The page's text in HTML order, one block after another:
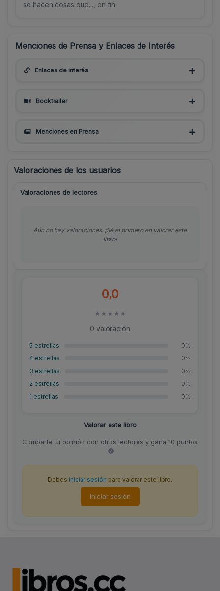
se hacen cosas que..., en fin.
Menciones de Prensa y Enlaces de Interés
Enlaces de interés
Booktrailer
Menciones en Prensa
Valoraciones de los usuarios
0,0
★ ★ ★ ★ ★
0 valoración
5 estrellas
0%
4 estrellas
0%
3 estrellas
0%
2 estrellas
0%
1 estrellas
0%
Valorar este libro
Comparte tu opinión con otros lectores y gana 10 puntos
Debes iniciar sesión para valorar este libro.
Iniciar sesión
Valoraciones de lectores
Aún no hay valoraciones. ¡Sé el primero en valorar este
libro!